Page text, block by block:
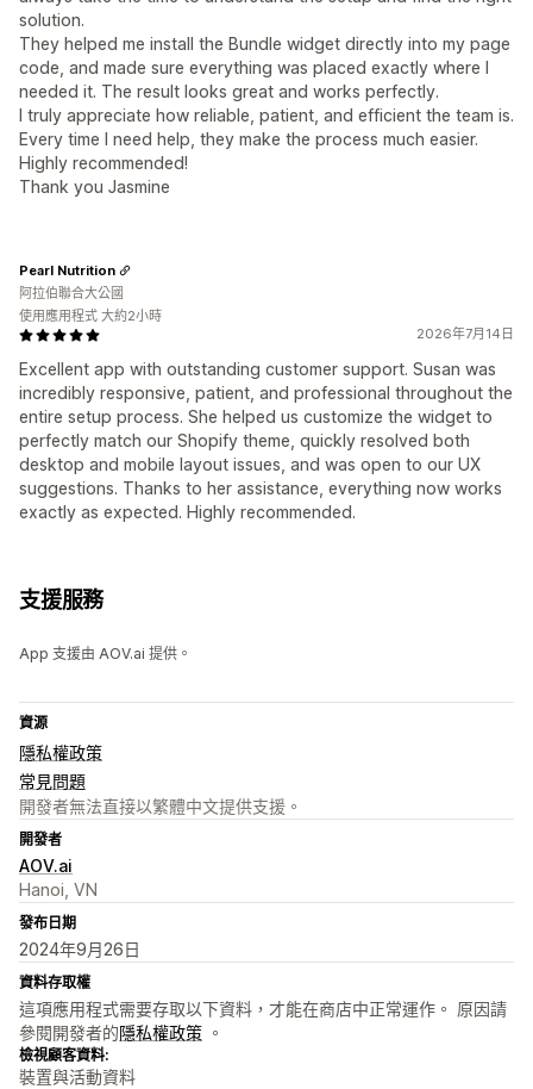
solution.
They helped me install the Bundle widget directly into my page
code, and made sure everything was placed exactly where I
needed it. The result looks great and works perfectly.
I truly appreciate how reliable, patient, and efficient the team is.
Every time I need help, they make the process much easier.
Highly recommended!
Thank you Jasmine
2026年7月14日
Excellent app with outstanding customer support. Susan was
incredibly responsive, patient, and professional throughout the
entire setup process. She helped us customize the widget to
perfectly match our Shopify theme, quickly resolved both
desktop and mobile layout issues, and was open to our UX
suggestions. Thanks to her assistance, everything now works
exactly as expected. Highly recommended.
Pearl Nutrition
阿拉伯聯合大公國
使用應用程式 大約2小時
支援服務
App 支援由 AOV.ai 提供。
資源
隱私權政策
常見問題
開發者無法直接以繁體中文提供支援。
開發者
AOV.ai
Hanoi, VN
發布日期
2024年9月26日
資料存取權
這項應用程式需要存取以下資料，才能在商店中正常運作。 原因請
參閱開發者的隱私權政策 。
檢視顧客資料:
裝置與活動資料